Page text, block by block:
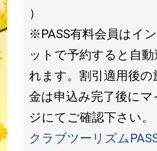
）
※PASS有料会員はイ
ットで予約すると自動
れます。割引適用後の
金は申込み完了後にマ
ジにてご確認下さい。
クラブツーリズム